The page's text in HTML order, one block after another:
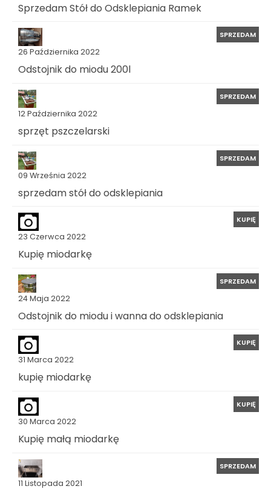
Sprzedam Stół do Odsklepiania Ramek
26 Października 2022
SPRZEDAM
Odstojnik do miodu 200l
12 Października 2022
SPRZEDAM
sprzęt pszczelarski
09 Września 2022
SPRZEDAM
sprzedam stół do odsklepiania
23 Czerwca 2022
KUPIĘ
Kupię miodarkę
24 Maja 2022
SPRZEDAM
Odstojnik do miodu i wanna do odsklepiania
31 Marca 2022
KUPIĘ
kupię miodarkę
30 Marca 2022
KUPIĘ
Kupię małą miodarkę
11 Listopada 2021
SPRZEDAM